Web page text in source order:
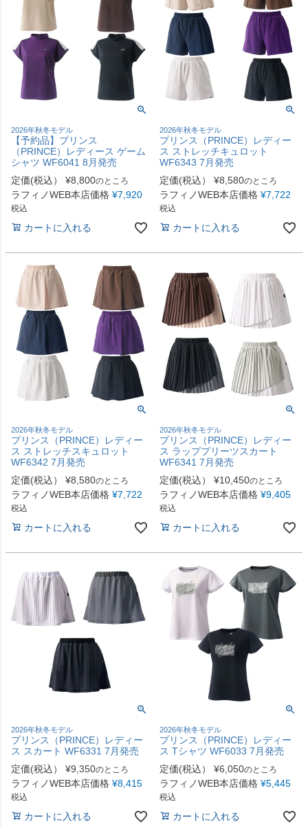
2026年秋冬モデル
【予約品】プリンス
（PRINCE）レディース ゲーム
シャツ WF6041 8月発売
定価(税込）
¥8,800のところ
ラフィノWEB本店価格 ¥7,920
税込
カートに入れる
2026年秋冬モデル
プリンス（PRINCE）レディー
ス ストレッチキュロット
WF6343 7月発売
定価(税込）
¥8,580のところ
ラフィノWEB本店価格 ¥7,722
税込
カートに入れる
2026年秋冬モデル
プリンス（PRINCE）レディー
ス ストレッチスキュロット
WF6342 7月発売
定価(税込）
¥8,580のところ
ラフィノWEB本店価格 ¥7,722
税込
カートに入れる
2026年秋冬モデル
プリンス（PRINCE）レディー
ス ラッププリーツスカート
WF6341 7月発売
定価(税込）
¥10,450のところ
ラフィノWEB本店価格 ¥9,405
税込
カートに入れる
2026年秋冬モデル
プリンス（PRINCE）レディー
ス スカート WF6331 7月発売
定価(税込）
¥9,350のところ
ラフィノWEB本店価格 ¥8,415
税込
カートに入れる
2026年秋冬モデル
プリンス（PRINCE）レディー
ス Tシャツ WF6033 7月発売
定価(税込）
¥6,050のところ
ラフィノWEB本店価格 ¥5,445
税込
カートに入れる